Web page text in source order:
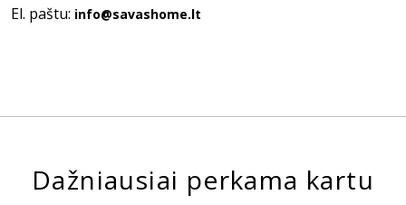
El. paštu: info@savashome.lt
Dažniausiai perkama kartu